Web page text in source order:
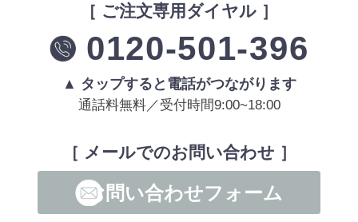
［ ご注文専用ダイヤル ］
0120-501-396
▲ タップすると電話がつながります
通話料無料／受付時間9:00~18:00
［ メールでのお問い合わせ ］
お問い合わせフォーム